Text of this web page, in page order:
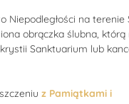
na terenie
obrączka ślubna,
Sanktuarium lub
z Pamiątkami i